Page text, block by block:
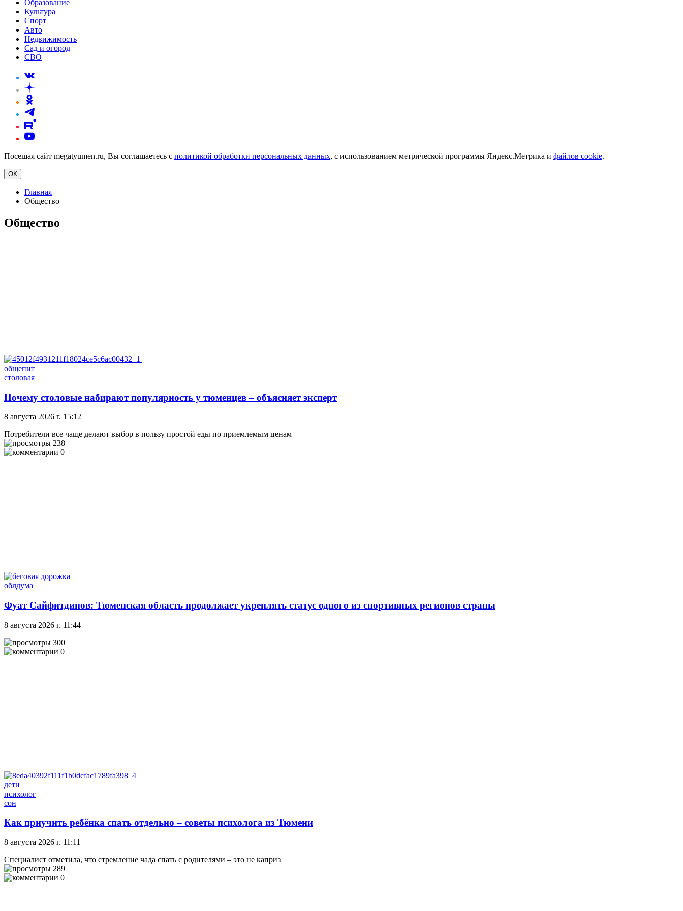
Образование
Культура
Спорт
Авто
Недвижимость
Сад и огород
СВО
Посещая сайт megatyumen.ru, Вы соглашаетесь с политикой обработки персональных данных, с использованием метрической программы Яндекс.Метрика и файлов cookie.
ОК
Главная
Общество
Общество
общепит
столовая
Почему столовые набирают популярность у тюменцев – объясняет эксперт
8 августа 2026 г. 15:12
Потребители все чаще делают выбор в пользу простой еды по приемлемым ценам
238
0
облдума
Фуат Сайфитдинов: Тюменская область продолжает укреплять статус одного из спортивных регионов страны
8 августа 2026 г. 11:44
300
0
дети
психолог
сон
Как приучить ребёнка спать отдельно – советы психолога из Тюмени
8 августа 2026 г. 11:11
Специалист отметила, что стремление чада спать с родителями – это не каприз
289
0